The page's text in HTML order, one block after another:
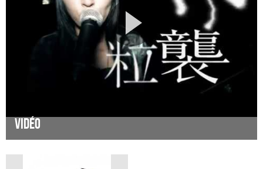
Vidéo